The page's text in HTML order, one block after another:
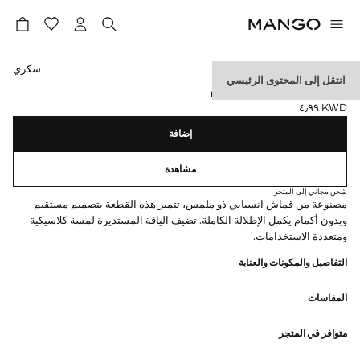
انتقل إلى المحتوى الرئيسي
ثوب علوي بنسيج مكشكش
السعر الحالي [KWD ٤٫٩٩ ]
KWD ٤٫٩٩
حدد اللون
سكري
إضافة
مشاهدة
شحن مجاني إلى المتجر
مصنوعة من قماش انسيابي ذو ملمس، تتميز هذه القطعة بتصميم مستقيم
وبدون أكمام يكمل الإطلالة الكاملة. تضيف الياقة المستديرة لمسة كلاسيكية
ومتعددة الاستخدامات.
التفاصيل والمكونات والعناية
المقاسات
متوافر في المتجر